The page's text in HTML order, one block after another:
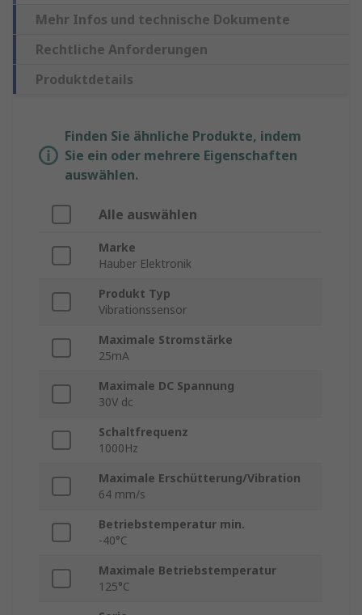
Mehr Infos und technische Dokumente
Rechtliche Anforderungen
Produktdetails
Finden Sie ähnliche Produkte, indem
Sie ein oder mehrere Eigenschaften
auswählen.
Alle auswählen
Marke
Hauber Elektronik
Produkt Typ
Vibrationssensor
Maximale Stromstärke
25mA
Maximale DC Spannung
30V dc
Schaltfrequenz
1000Hz
Maximale Erschütterung/Vibration
64 mm/s
Betriebstemperatur min.
-40°C
Maximale Betriebstemperatur
125°C